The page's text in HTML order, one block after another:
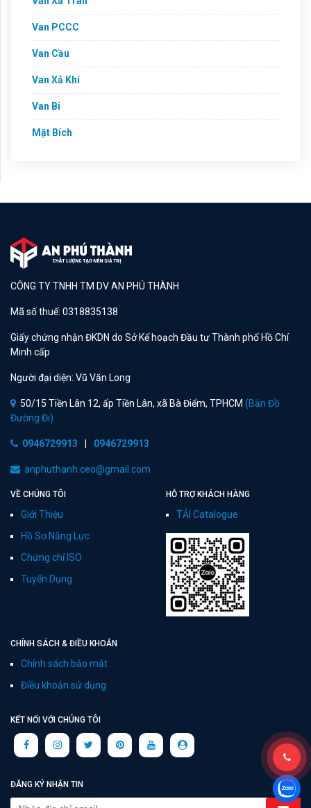
Van PCCC
Van Cầu
Van Xả Khí
Van Bi
Mặt Bích
CÔNG TY TNHH TM DV AN PHÚ THÀNH
Mã số thuế: 0318835138
Giấy chứng nhận ĐKDN do Sở Kế hoạch Đầu tư Thành phố Hồ Chí
Minh cấp
Người đại diện: Vũ Văn Long
50/15 Tiền Lân 12, ấp Tiền Lân, xã Bà Điểm, TPHCM (Bản Đồ
Đường Đi)
0946729913 0946729913
anphuthanh.ceo@gmail.com
VỀ CHÚNG TÔI
Giới Thiệu
Hồ Sơ Năng Lực
Chứng chỉ ISO
Tuyển Dụng
HỖ TRỢ KHÁCH HÀNG
TẢI Catalogue
CHÍNH SÁCH & ĐIỀU KHOẢN
Chính sách bảo mật
Điều khoản sử dụng
KẾT NỐI VỚI CHÚNG TÔI
ĐĂNG KÝ NHẬN TIN